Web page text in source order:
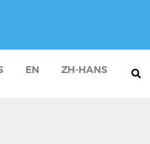
EN ZH-HANS